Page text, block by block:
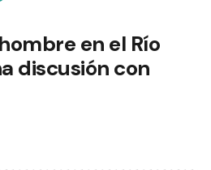
en el Río
discusión con